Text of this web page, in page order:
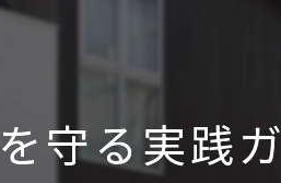
守る実践